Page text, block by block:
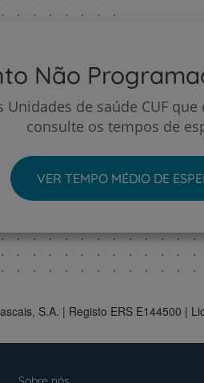
Não
Unidades de saúde CUF
consulte os tempos de
VER TEMPO MÉDIO DE
S.A. | Registo ERS E144500 |